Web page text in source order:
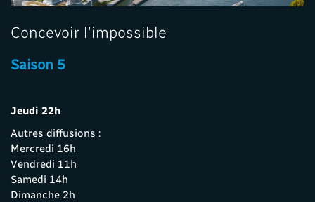
Concevoir l'impossible
Saison 5
Jeudi 22h
Autres diffusions :
Mercredi 16h
Vendredi 11h
Samedi 14h
Dimanche 2h